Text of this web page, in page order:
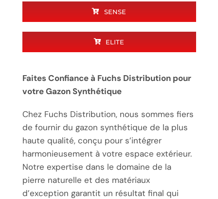
SENSE
ELITE
Faites Confiance à Fuchs Distribution pour
votre Gazon Synthétique
Chez Fuchs Distribution, nous sommes fiers
de fournir du gazon synthétique de la plus
haute qualité, conçu pour s’intégrer
harmonieusement à votre espace extérieur.
Notre expertise dans le domaine de la
pierre naturelle et des matériaux
d’exception garantit un résultat final qui